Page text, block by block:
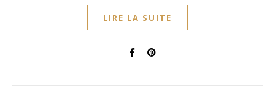
LIRE LA SUITE